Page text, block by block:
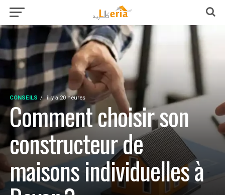
CONSEILS il y a 20 heures
Comment choisir son
constructeur de
maisons individuelles à